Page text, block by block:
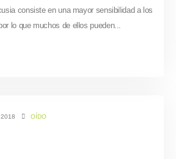
consiste en una mayor sensibilidad a los
lo que muchos de ellos pueden...
OÍDO